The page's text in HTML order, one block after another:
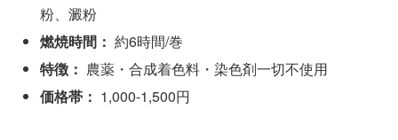
粉、澱粉
燃焼時間： 約6時間/巻
特徴： 農薬・合成着色料・染色剤一切不使用
価格帯： 1,000-1,500円